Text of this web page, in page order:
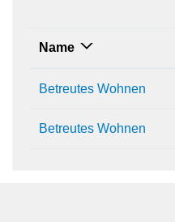
Name
Betreutes Wohnen
Betreutes Wohnen